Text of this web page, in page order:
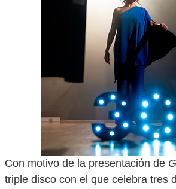
Con motivo de la presentación de
triple disco con el que celebra tres